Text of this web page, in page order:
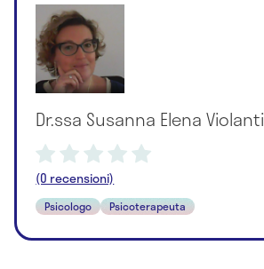
Dr.ssa Susanna Elena Violanti
(0 recensioni)
Psicologo Psicoterapeuta